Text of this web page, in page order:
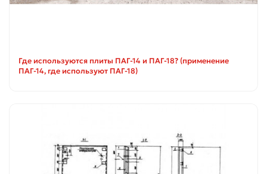
Где используются плиты ПАГ-14 и ПАГ-18? (применение
ПАГ-14, где используют ПАГ-18)